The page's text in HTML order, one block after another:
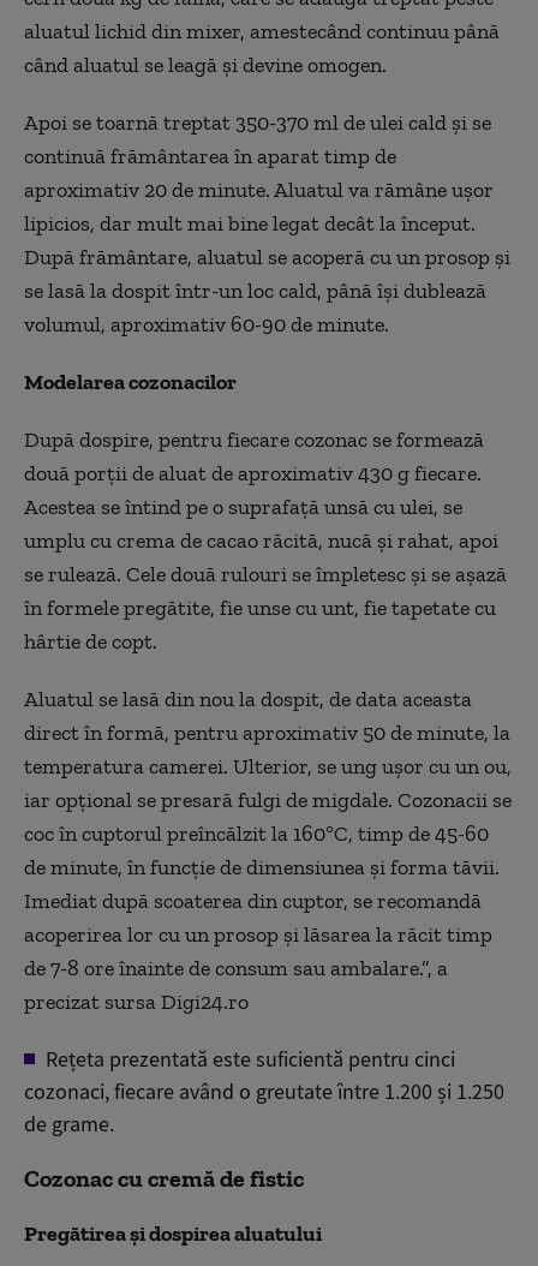
aluatul lichid din mixer, amestecând continuu până
când aluatul se leagă și devine omogen.
Apoi se toarnă treptat 350-370 ml de ulei cald și se
continuă frământarea în aparat timp de
aproximativ 20 de minute. Aluatul va rămâne ușor
lipicios, dar mult mai bine legat decât la început.
După frământare, aluatul se acoperă cu un prosop și
se lasă la dospitîntr-un loc cald, pânăîși dublează
volumul, aproximativ 60-90 de minute.
Modelarea cozonacilor
După dospire, pentru fiecare cozonac se formează
două porții de aluat de aproximativ 430 g fiecare.
Acestea seîntind pe o suprafață unsă cu ulei, se
umplu cu crema de cacao răcită, nucă și rahat, apoi
se rulează. Cele două rulouri seîmpletesc și se așază
în formele pregătite, fie unse cu unt, fie tapetate cu
hârtie de copt.
Aluatul se lasă din nou la dospit, de data aceasta
directîn formă, pentru aproximativ 50 de minute, la
temperatura camerei. Ulterior, se ung ușor cu un ou,
iar opțional se presară fulgi de migdale. Cozonacii se
cocîn cuptorul preîncălzit la 160°C, timp de 45-60
de minute, în funcție de dimensiunea și forma tăvii.
Imediat după scoaterea din cuptor, se recomandă
acoperirea lor cu un prosop și lăsarea la răcit timp
de 7-8 oreînainte de consum sau ambalare.”, a
precizat sursa Digi24.ro
Rețeta prezentată este suficientă pentru cinci
cozonaci, fiecare având o greutate între 1.200 și 1.250
de grame.
Cozonac cu cremă de fistic
Pregătirea și dospirea aluatului